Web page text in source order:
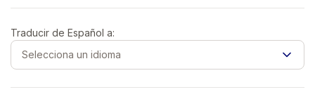
Traducir de Español a:
Selecciona un idioma